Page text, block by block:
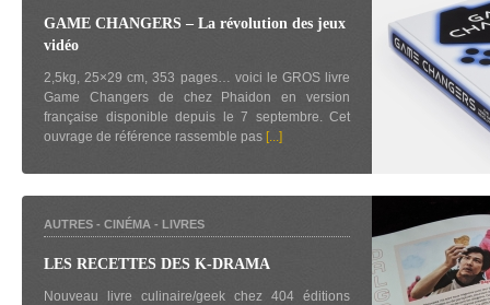
GAME CHANGERS – La révolution des jeux
vidéo
2,5kg, 25×29 cm, 353 pages… voici le GROS livre
Game Changers de chez Phaidon en version
française disponible depuis le 7 septembre. Cet
ouvrage de référence rassemble pas [...]
AUTRES - CINÉMA - LIVRES
LES RECETTES DES K-DRAMA
Nouveau livre culinaire/geek chez 404 éditions